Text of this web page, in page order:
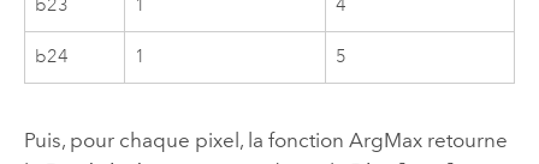
b23 1 4
b24 1 5
Puis, pour chaque pixel, la fonction ArgMax retourne